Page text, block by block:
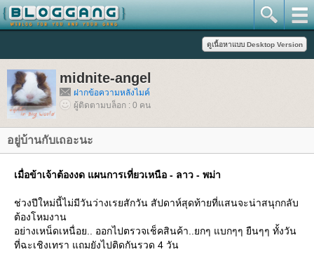
midnite-angel
ฝากข้อความหลังไมค์
ผู้ติดตามบล็อก : 0 คน
อยู่บ้านกับเถอะนะ
เมื่อข้าเจ้าต้องงด แผนการเที่ยวเหนือ - ลาว - พม่า
ช่วงปีใหม่นี้ไม่มีวันว่างเรยสักวัน สัปดาห์สุดท้ายที่แสนจะน่าสนุกกลับ
ต้องโหมงาน
อย่างเหน็ดเหนื่อย.. ออกไปตรวจเช็คสินค้า..ยกๆ แบกๆๆ ยืนๆๆ ทั้งวัน
ที่ฉะเชิงเทรา แถมยังไปติดกันรวด 4 วัน